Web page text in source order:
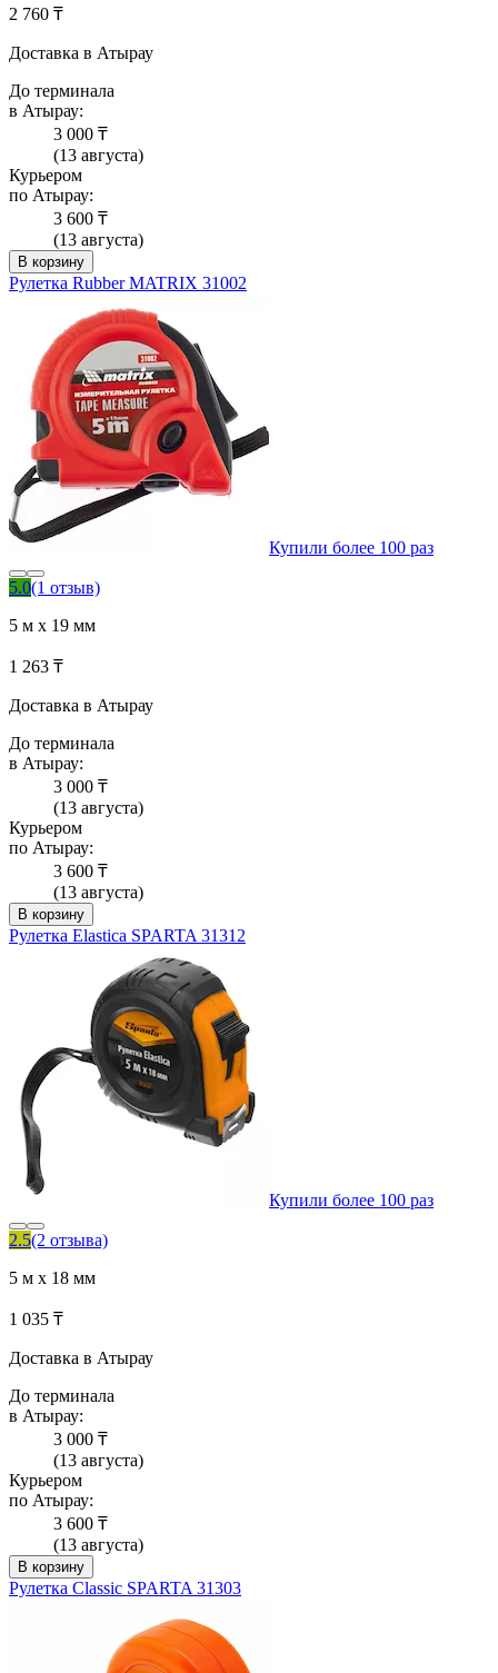
2 760 ₸
Доставка в Атырау
До терминала
в Атырау:
3 000 ₸
(13 августа)
Курьером
по Атырау:
3 600 ₸
(13 августа)
В корзину
Рулетка Rubber MATRIX 31002
Купили более 100 раз
5.0(1 отзыв)
5 м х 19 мм
1 263 ₸
Доставка в Атырау
До терминала
в Атырау:
3 000 ₸
(13 августа)
Курьером
по Атырау:
3 600 ₸
(13 августа)
В корзину
Рулетка Elastica SPARTA 31312
Купили более 100 раз
2.5(2 отзыва)
5 м х 18 мм
1 035 ₸
Доставка в Атырау
До терминала
в Атырау:
3 000 ₸
(13 августа)
Курьером
по Атырау:
3 600 ₸
(13 августа)
В корзину
Рулетка Classic SPARTA 31303